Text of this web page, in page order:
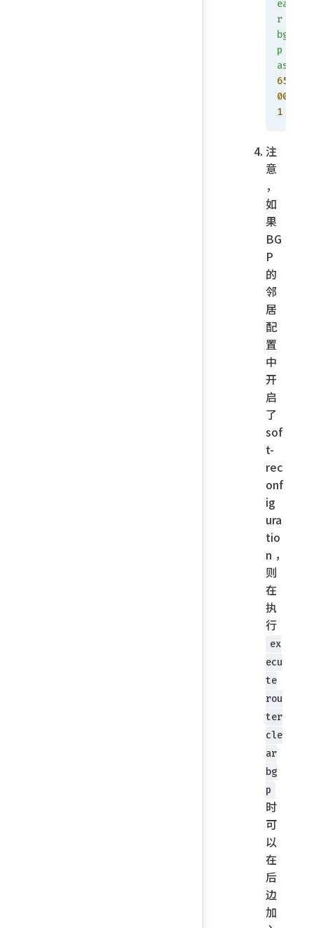
ea
r
bg
p
as
65
00
1
注
意
，
如
果
BG
P
的
邻
居
配
置
中
开
启
了
sof
t-
rec
onf
ig
ura
tio
n，
则
在
执
行
ex
ecu
te
rou
ter
cle
ar
bg
p
时
可
以
在
后
边
加